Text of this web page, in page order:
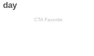
day
CTA Favorite